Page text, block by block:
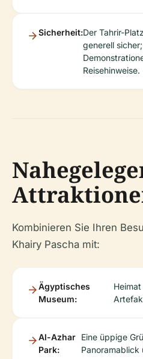
Sicherheit:Der Tahrir-
generell
Reisehinweise.
Kombinieren Sie Ihren
Khairy Pascha mit:
Ägyptisches
Museum:
Al-Azhar
Park:
Eine üppige